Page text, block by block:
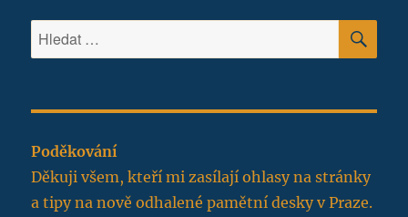
Hledat:
Poděkování
Děkuji všem, kteří mi zasílají ohlasy na stránky
a tipy na nově odhalené pamětní desky v Praze.